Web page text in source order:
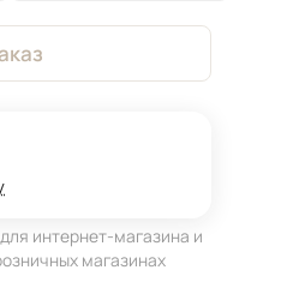
интернет-магазина и
магазинах